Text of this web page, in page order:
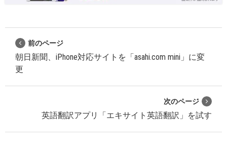
前のページ
朝日新聞、iPhone対応サイトを「asahi.com mini」に変
更
次のページ
英語翻訳アプリ「エキサイト英語翻訳」を試す